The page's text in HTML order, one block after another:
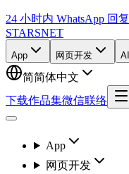
24 小时内 WhatsApp 回复
STARSNET
App 网页开发 AI
简简体中文
下载作品集微信联络
App
网页开发